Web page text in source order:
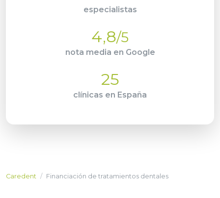
especialistas
4,8/5
nota media en Google
25
clínicas en España
Caredent Financiación de tratamientos dentales